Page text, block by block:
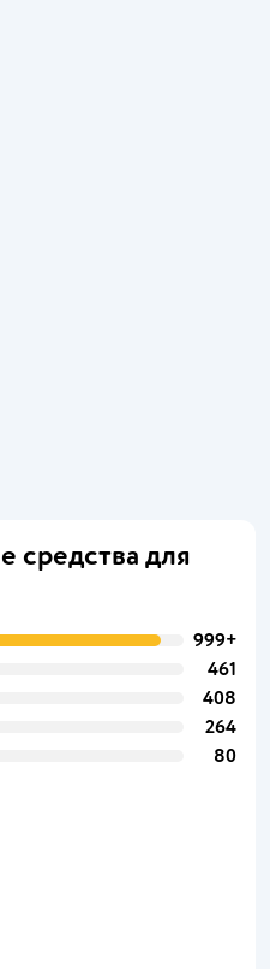
для
999+
461
408
264
80